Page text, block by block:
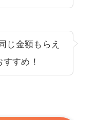
じ金額もらえ
すめ！